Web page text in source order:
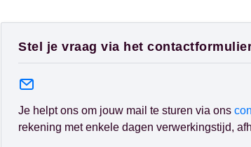
Stel je vraag via het
Je helpt ons om jouw mail te sturen via ons
rekening met enkele dagen verwerkingstijd,